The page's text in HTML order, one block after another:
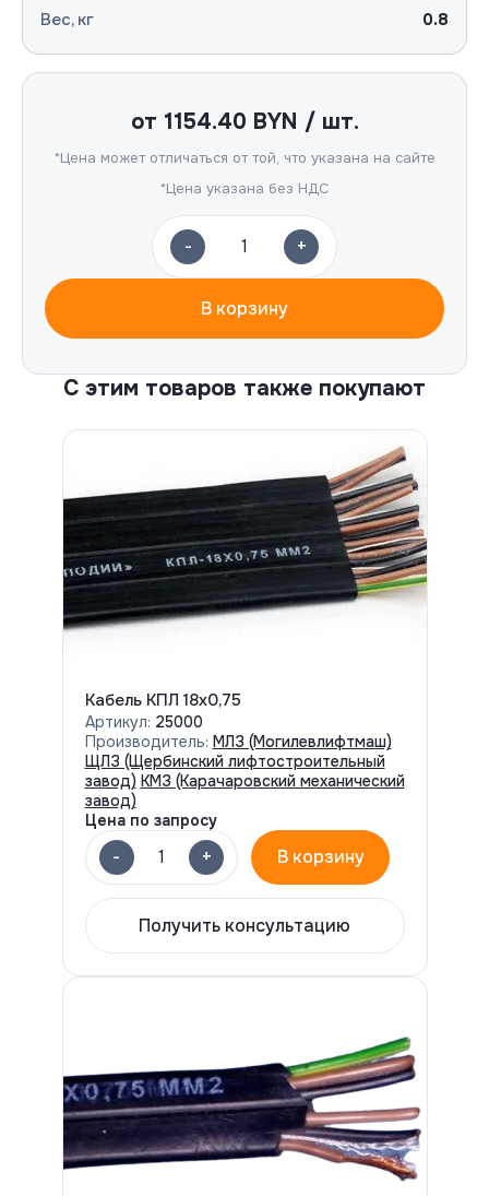
Вес, кг 0.8
от 1154.40 BYN / шт.
*Цена может отличаться от той, что указана на сайте
*Цена указана без НДС
- 1 +
В корзину
С этим товаров также покупают
Кабель КПЛ 18х0,75
Артикул: 25000
Производитель: МЛЗ (Могилевлифтмаш)
ЩЛЗ (Щербинский лифтостроительный
завод) КМЗ (Карачаровский механический
завод)
Цена по запросу
- 1 + В корзину
Получить консультацию